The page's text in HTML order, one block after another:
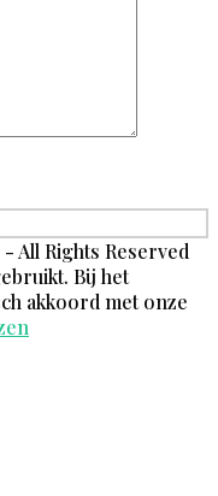
- All Rights Reserved
Bij het
akkoord met onze